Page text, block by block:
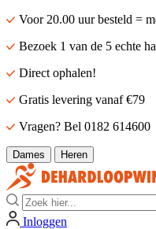
Voor 20.00 uur besteld =
Bezoek 1 van de 5 echte
Direct ophalen!
Gratis levering vanaf €79
Vragen? Bel 0182 614600
Dames Heren
Zoek
Inloggen